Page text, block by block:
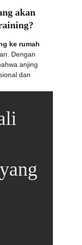
akan
ke rumah
Dengan
anjing
dan